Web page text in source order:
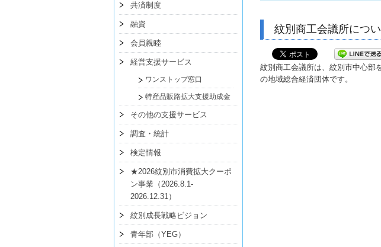
共済制度
融資
会員親睦
経営支援サービス
ワンストップ窓口
特産品販路拡大支援助成金
その他の支援サービス
調査・統計
検定情報
★2026紋別市消費拡大クーポ
ン事業（2026.8.1-
2026.12.31）
紋別成長戦略ビジョン
青年部（YEG）
紋別商工会議所につ
紋別商工会議所は、紋別市中心部
の地域総合経済団体です。